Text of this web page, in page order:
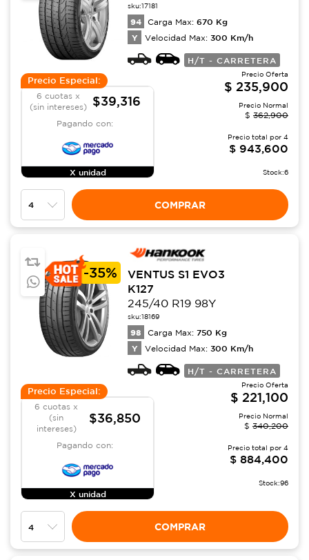
sku:17181
94 Carga Max: 670 Kg
Y Velocidad Max: 300 Km/h
H/T - CARRETERA
Precio Especial:
6 cuotas x
(sin intereses)
$39,316
Pagando con:
X unidad
Precio Oferta
$ 235,900
Precio Normal
$ 362,900
Precio total por 4
$ 943,600
Stock:6
COMPRAR
-35%
VENTUS S1 EVO3
K127
245/40 R19 98Y
sku:18169
98 Carga Max: 750 Kg
Y Velocidad Max: 300 Km/h
H/T - CARRETERA
Precio Especial:
6 cuotas x
(sin
intereses)
$36,850
Pagando con:
X unidad
Precio Oferta
$ 221,100
Precio Normal
$ 340,200
Precio total por 4
$ 884,400
Stock:96
COMPRAR